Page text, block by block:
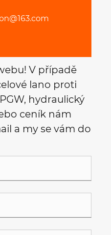
V případě
lano proti
hydraulický
ceník nám
a my se vám do